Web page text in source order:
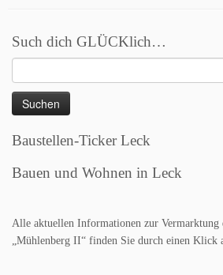
Such dich GLÜCKlich…
nach:
Baustellen-Ticker Leck
Bauen und Wohnen in Leck
Alle aktuellen Informationen zur Vermarktung
„Mühlenberg II“ finden Sie durch einen Klick